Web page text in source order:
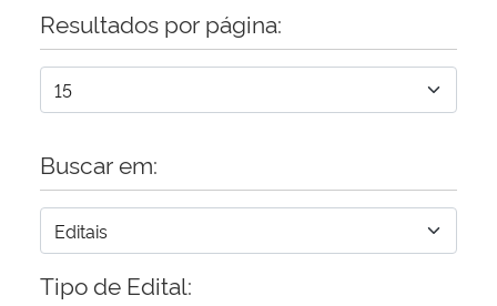
Resultados por página:
Buscar em:
Tipo de Edital: